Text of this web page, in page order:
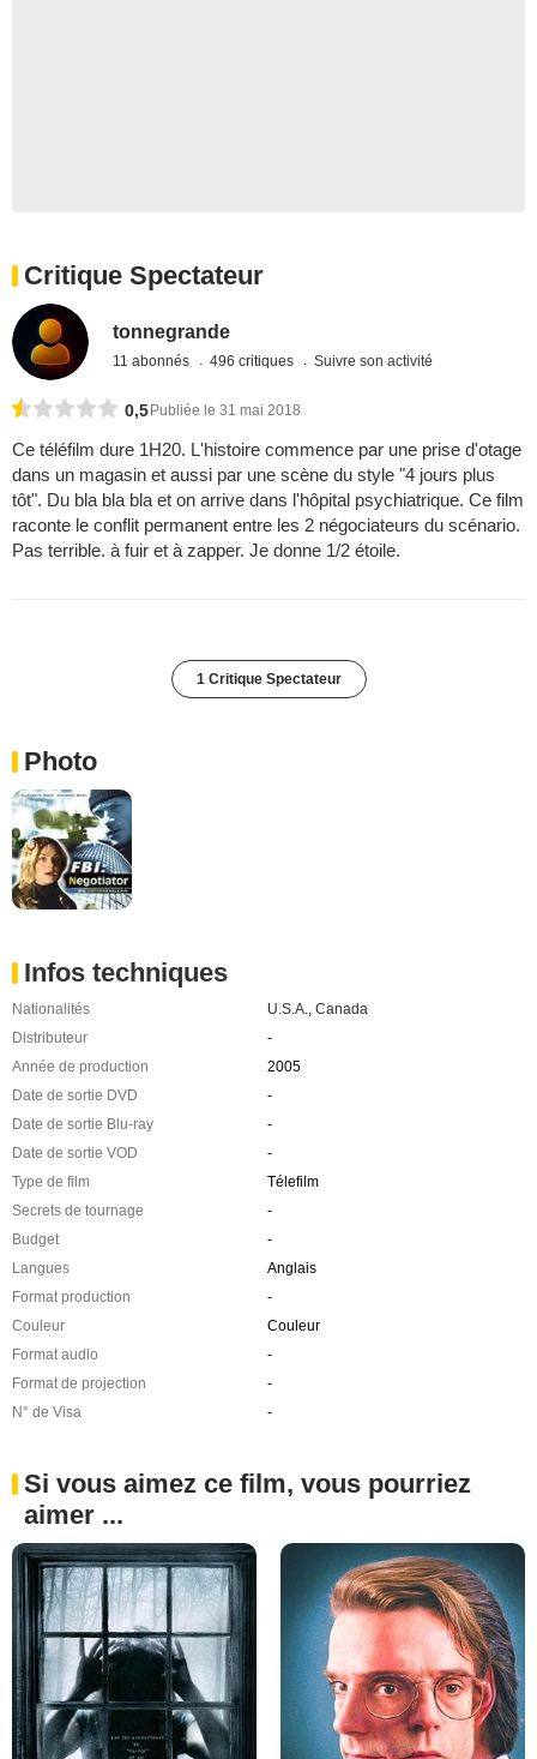
Critique Spectateur
tonnegrande
11 abonnés 496 critiques Suivre son activité
0,5 Publiée le 31 mai 2018
Ce téléfilm dure 1H20. L'histoire commence par une prise d'otage
dans un magasin et aussi par une scène du style "4 jours plus
tôt". Du bla bla bla et on arrive dans l'hôpital psychiatrique. Ce film
raconte le conflit permanent entre les 2 négociateurs du scénario.
Pas terrible. à fuir et à zapper. Je donne 1/2 étoile.
1 Critique Spectateur
Photo
Infos techniques
Nationalités U.S.A.
Canada
Distributeur
-
Année de production
2005
Date de sortie DVD
-
Date de sortie Blu-ray
-
Date de sortie VOD
-
Type de film
Télefilm
Secrets de tournage
-
Budget
-
Langues
Anglais
Format production
-
Couleur
Couleur
Format audio
-
Format de projection
-
N° de Visa
-
Si vous aimez ce film, vous pourriez
aimer ...